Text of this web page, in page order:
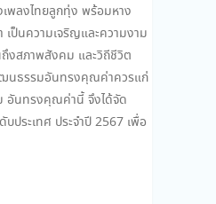
เพลงไทยลูกทุ่ง พร้อมหาง
ป็นความเจริญและความงาม
งสภาพสังคม และวิถีชีวิต
ฒนธรรมอันทรงคุณค่าควรแก่
อันทรงคุณค่านี้ จึงได้จัด
ประเทศ ประจำปี 2567 เพื่อ